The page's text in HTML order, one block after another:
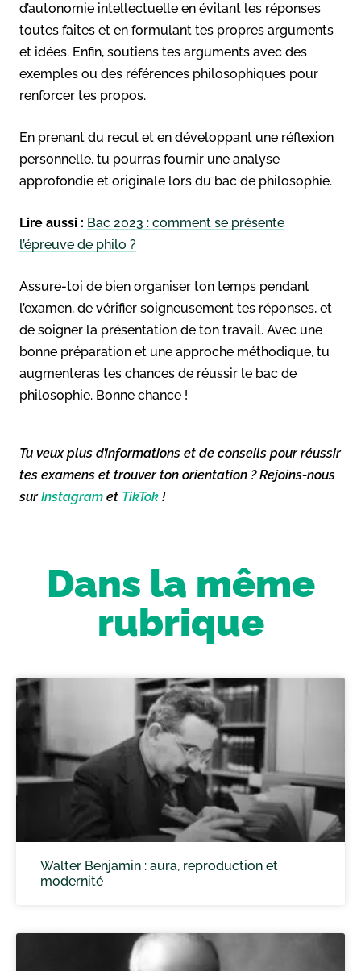
d’autonomie intellectuelle en évitant les réponses
toutes faites et en formulant tes propres arguments
et idées. Enfin, soutiens tes arguments avec des
exemples ou des références philosophiques pour
renforcer tes propos.
En prenant du recul et en développant une réflexion
personnelle, tu pourras fournir une analyse
approfondie et originale lors du bac de philosophie.
Lire aussi : Bac 2023 : comment se présente
l’épreuve de philo ?
Assure-toi de bien organiser ton temps pendant
l’examen, de vérifier soigneusement tes réponses, et
de soigner la présentation de ton travail. Avec une
bonne préparation et une approche méthodique, tu
augmenteras tes chances de réussir le bac de
philosophie. Bonne chance !
Tu veux plus d’informations et de conseils pour réussir
tes examens et trouver ton orientation ? Rejoins-nous
surInstagram et TikTok !
Dans la même
rubrique
Walter Benjamin : aura, reproduction et
modernité